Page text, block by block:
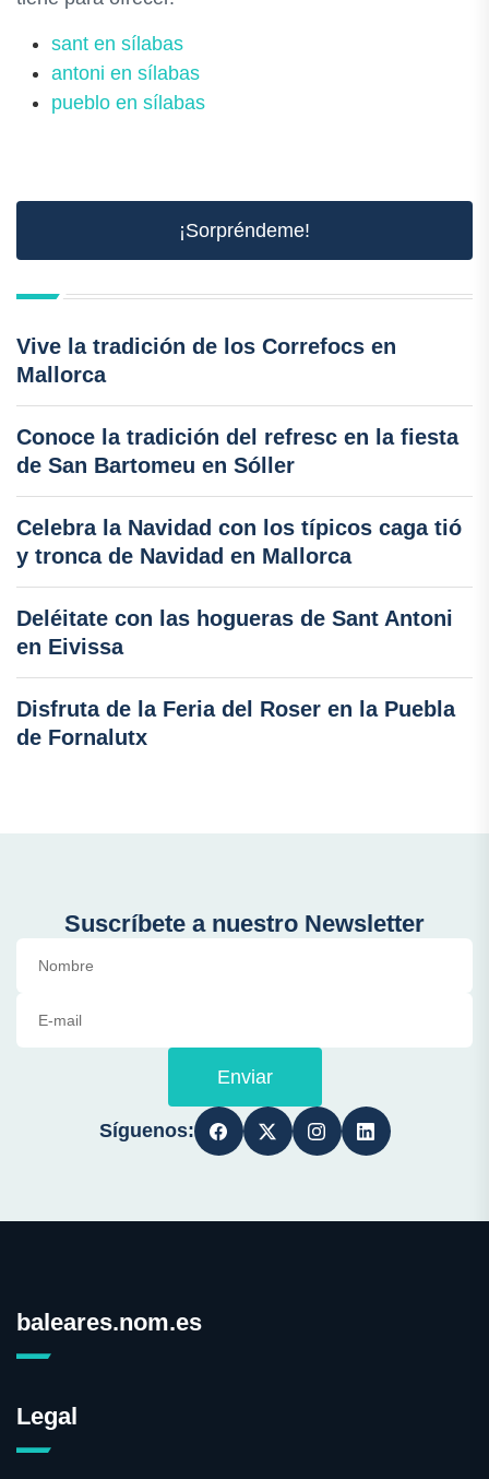
sant en sílabas
antoni en sílabas
pueblo en sílabas
¡Sorpréndeme!
Vive la tradición de los Correfocs en
Mallorca
Conoce la tradición del refresc en la fiesta
de San Bartomeu en Sóller
Celebra la Navidad con los típicos caga tió
y tronca de Navidad en Mallorca
Deléitate con las hogueras de Sant Antoni
en Eivissa
Disfruta de la Feria del Roser en la Puebla
de Fornalutx
Suscríbete a nuestro Newsletter
Enviar
Síguenos:
baleares.nom.es
Legal